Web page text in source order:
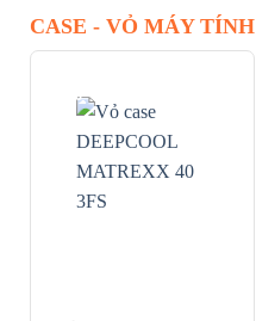
CASE - VỎ MÁY TÍNH
-10%